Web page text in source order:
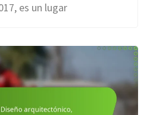
es un lugar